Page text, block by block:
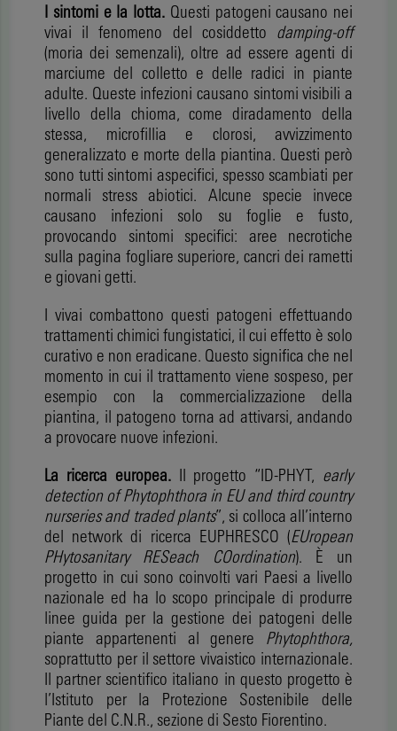
I sintomi e la lotta. Questi patogeni causano nei
vivai il fenomeno del cosiddetto damping-off
(moria dei semenzali), oltre ad essere agenti di
marciume del colletto e delle radici in piante
adulte. Queste infezioni causano sintomi visibili a
livello della chioma, come diradamento della
stessa, microfillia e clorosi, avvizzimento
generalizzato e morte della piantina. Questi però
sono tutti sintomi aspecifici, spesso scambiati per
normali stress abiotici. Alcune specie invece
causano infezioni solo su foglie e fusto,
provocando sintomi specifici: aree necrotiche
sulla pagina fogliare superiore, cancri dei rametti
e giovani getti.
I vivai combattono questi patogeni effettuando
trattamenti chimici fungistatici, il cui effetto è solo
curativo e non eradicane. Questo significa che nel
momento in cui il trattamento viene sospeso, per
esempio con la commercializzazione della
piantina, il patogeno torna ad attivarsi, andando
a provocare nuove infezioni.
La ricerca europea.Il progetto “ID-PHYT, early
detection of Phytophthora in EU and third country
nurseries and traded plants”, si colloca all’interno
del network di ricerca EUPHRESCO (EUropean
PHytosanitary RESeach COordination). È un
progetto in cui sono coinvolti vari Paesi a livello
nazionale ed ha lo scopo principale di produrre
linee guida per la gestione dei patogeni delle
piante appartenenti al genere Phytophthora,
soprattutto per il settore vivaistico internazionale.
Il partner scientifico italiano in questo progetto è
l’Istituto per la Protezione Sostenibile delle
Piante del C.N.R., sezione di Sesto Fiorentino.